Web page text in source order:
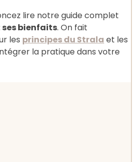
lire notre guide complet
bienfaits. On fait
les principes du Strala et les
la pratique dans votre